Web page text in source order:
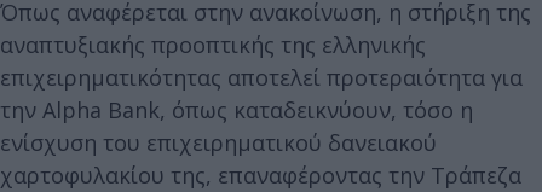
Όπως αναφέρεται στην ανακοίνωση, η στήριξη της
αναπτυξιακής προοπτικής της ελληνικής
επιχειρηματικότητας αποτελεί προτεραιότητα για
την Alpha Bank, όπως καταδεικνύουν, τόσο η
ενίσχυση του επιχειρηματικού δανειακού
χαρτοφυλακίου της, επαναφέροντας την Τράπεζα